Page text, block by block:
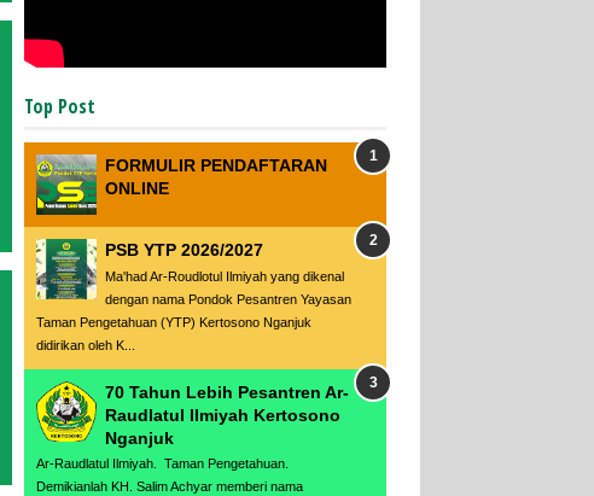
Top Post
FORMULIR PENDAFTARAN
ONLINE
PSB YTP 2026/2027
Ma'had Ar-Roudlotul Ilmiyah yang dikenal
dengan nama Pondok Pesantren Yayasan
Taman Pengetahuan (YTP) Kertosono Nganjuk
didirikan oleh K...
70 Tahun Lebih Pesantren Ar-
Raudlatul Ilmiyah Kertosono
Nganjuk
Ar-Raudlatul Ilmiyah. Taman Pengetahuan.
Demikianlah KH. Salim Achyar memberi nama